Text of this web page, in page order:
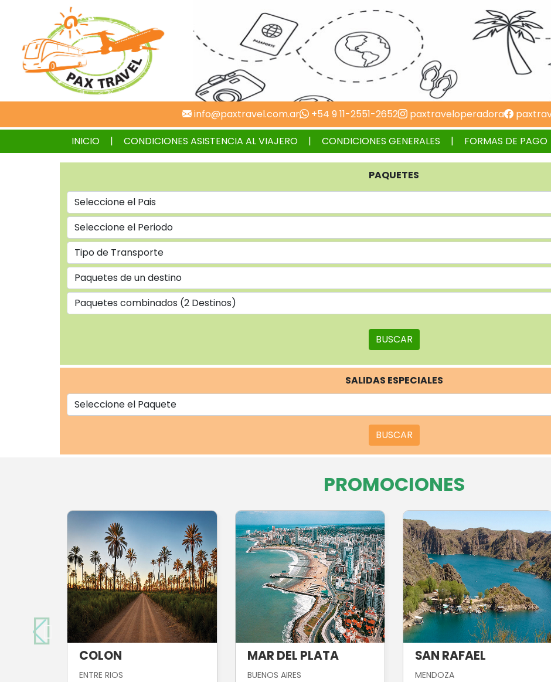
info@paxtravel.com.ar +54 9 11-2551-2652 paxtraveloperadora
INICIO
CONDICIONES ASISTENCIA AL VIAJERO CONDICIONES GENERALES FORMAS DE PAGO
PAQUETES
BUSCAR
SALIDAS ESPECIALES
BUSCAR
PROMOCIONES
COLON
ENTRE RIOS
MAR DEL PLATA
BUENOS AIRES
SAN RAFAEL
MENDOZA